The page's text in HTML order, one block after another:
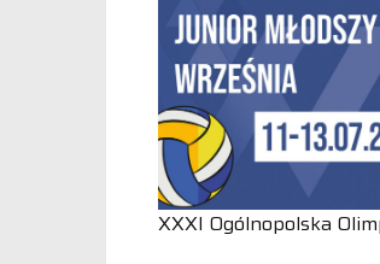
XXXI Ogólnopolska